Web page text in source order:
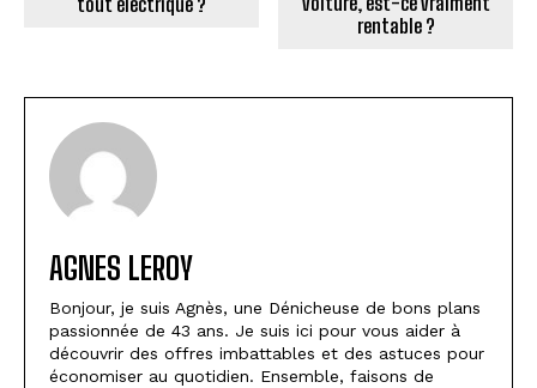
rentable ?
AGNES LEROY
Bonjour, je suis Agnès, une Dénicheuse de bons plans
passionnée de 43 ans. Je suis ici pour vous aider à
découvrir des offres imbattables et des astuces pour
économiser au quotidien. Ensemble, faisons de